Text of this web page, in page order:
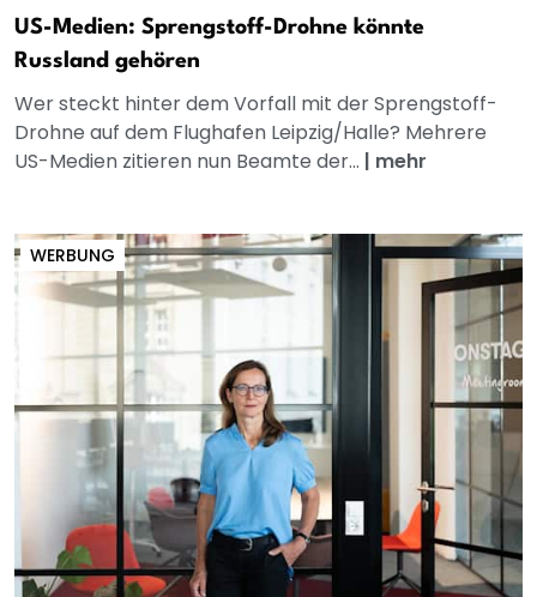
US-Medien: Sprengstoff-Drohne könnte
Russland gehören
Wer steckt hinter dem Vorfall mit der Sprengstoff-
Drohne auf dem Flughafen Leipzig/Halle? Mehrere
US-Medien zitieren nun Beamte der... | mehr
WERBUNG